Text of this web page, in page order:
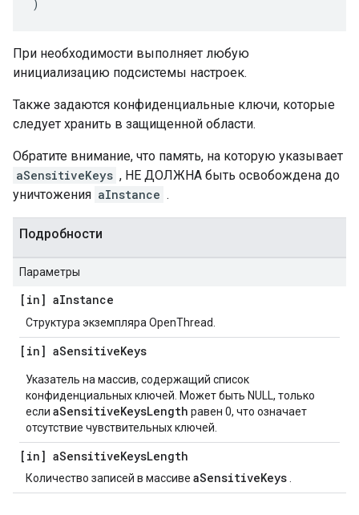
)
При необходимости выполняет любую
инициализацию подсистемы настроек.
Также задаются конфиденциальные ключи, которые
следует хранить в защищенной области.
Обратите внимание, что память, на которую указывает
aSensitiveKeys , НЕ ДОЛЖНА быть освобождена до
уничтожения aInstance .
Подробности
Параметры
[in] aInstance
Структура экземпляра OpenThread.
[in] aSensitiveKeys
Указатель на массив, содержащий список
конфиденциальных ключей. Может быть NULL, только
если aSensitiveKeysLength равен 0, что означает
отсутствие чувствительных ключей.
[in] aSensitiveKeysLength
Количество записей в массиве aSensitiveKeys